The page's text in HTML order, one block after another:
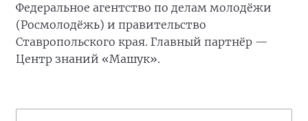
Федеральное агентство по делам молодёжи
(Росмолодёжь) и правительство
Ставропольского края. Главный партнёр —
Центр знаний «Машук».